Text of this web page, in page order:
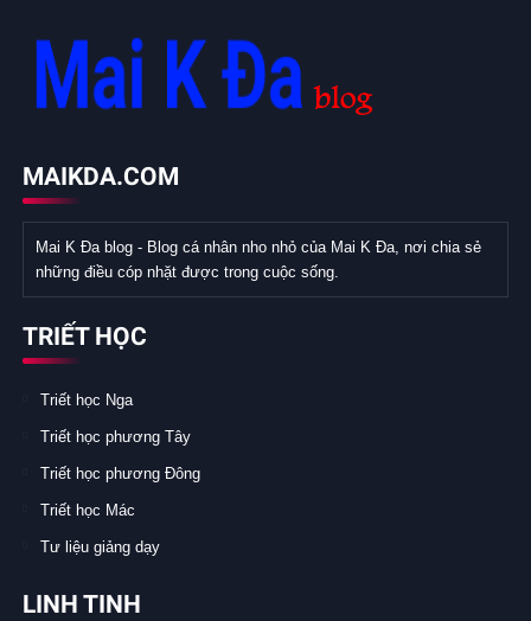
MAIKDA.COM
Mai K Đa blog - Blog cá nhân nho nhỏ của Mai K Đa, nơi chia sẻ
những điều cóp nhặt được trong cuộc sống.
TRIẾT HỌC
Triết học Nga
Triết học phương Tây
Triết học phương Đông
Triết học Mác
Tư liệu giảng dạy
LINH TINH